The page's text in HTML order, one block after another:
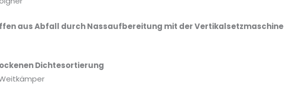
aus Abfall durch Nassaufbereitung mit der Vertikalsetzmaschine
Dichtesortierung